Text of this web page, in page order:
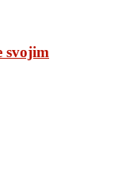
svojim